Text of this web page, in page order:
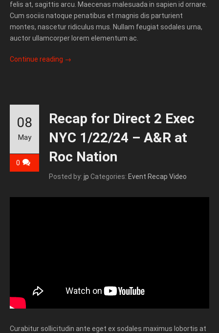
felis at, sagittis arcu. Maecenas malesuada in sapien id ornare.
Cum sociis natoque penatibus et magnis dis parturient
montes, nascetur ridiculus mus. Nullam feugiat sodales urna,
auctor ullamcorper lorem elementum ac.
Continue reading →
Recap for Direct 2 Exec
NYC 1/22/24 – A&R at
Roc Nation
Posted by: jp Categories: Event Recap Video
08
May
0
Curabitur sollicitudin ante eget ex sodales maximus lobortis at